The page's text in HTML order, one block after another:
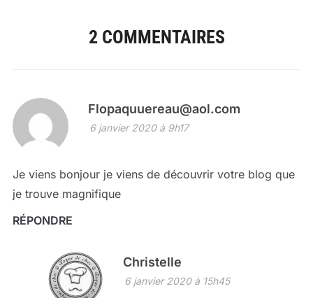
2 COMMENTAIRES
Flopaquuereau@aol.com
6 janvier 2020 à 9h17
Je viens bonjour je viens de découvrir votre blog que
je trouve magnifique
RÉPONDRE
Christelle
6 janvier 2020 à 15h45